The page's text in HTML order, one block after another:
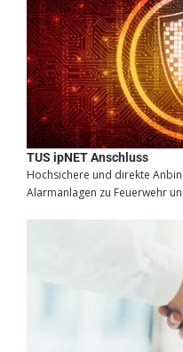
TUS ipNET Anschluss
Hochsichere und direkte
Alarmanlagen zu Feuerwehr